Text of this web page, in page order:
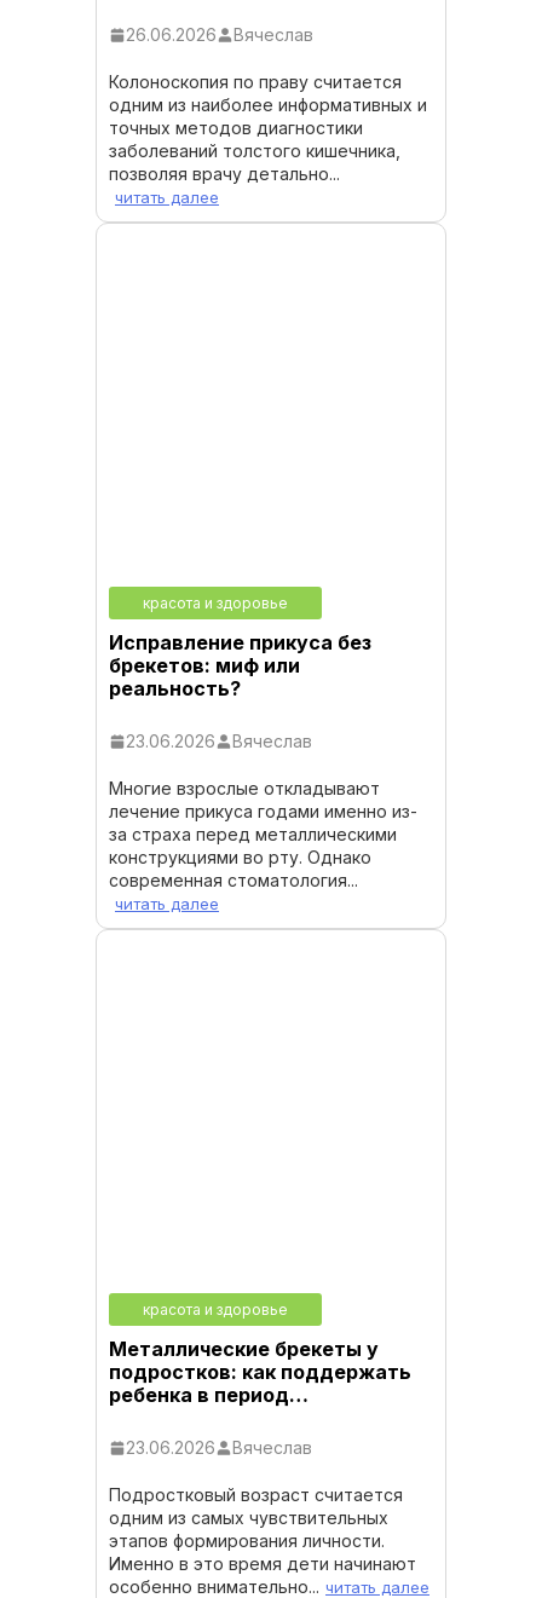
26.06.2026 Вячеслав
Колоноскопия по праву считается
одним из наиболее информативных и
точных методов диагностики
заболеваний толстого кишечника,
позволяя врачу детально...
читать далее
красота и здоровье
Исправление прикуса без
брекетов: миф или
реальность?
23.06.2026 Вячеслав
Многие взрослые откладывают
лечение прикуса годами именно из-
за страха перед металлическими
конструкциями во рту. Однако
современная стоматология...
читать далее
красота и здоровье
Металлические брекеты у
подростков: как поддержать
ребенка в период…
23.06.2026 Вячеслав
Подростковый возраст считается
одним из самых чувствительных
этапов формирования личности.
Именно в это время дети начинают
особенно внимательно... читать далее